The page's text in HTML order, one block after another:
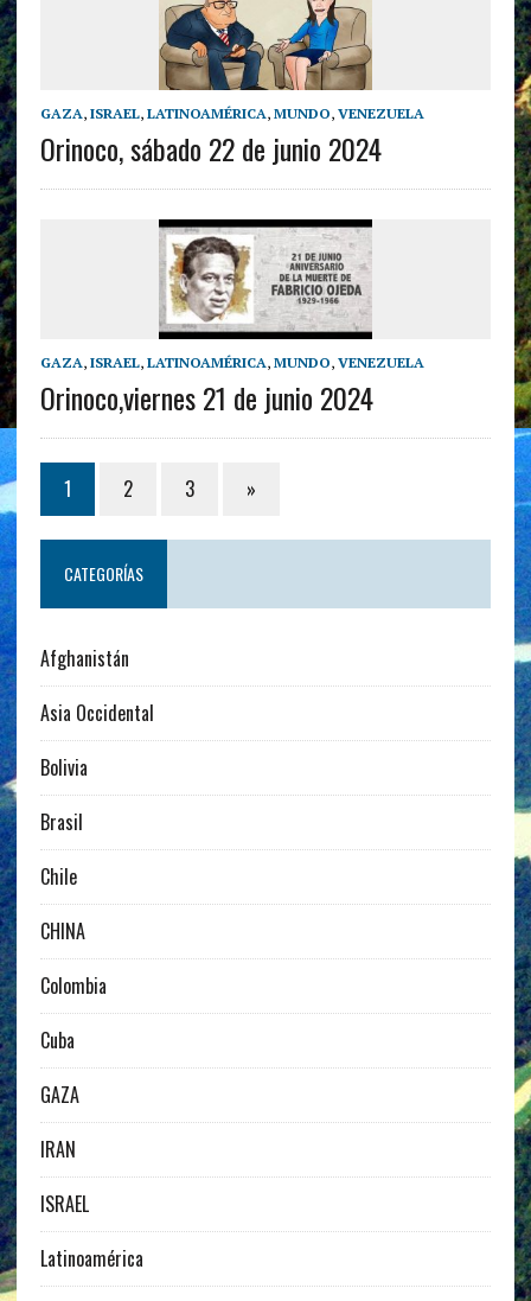
GAZA, ISRAEL, LATINOAMÉRICA, MUNDO, VENEZUELA
Orinoco, sábado 22 de junio 2024
GAZA, ISRAEL, LATINOAMÉRICA, MUNDO, VENEZUELA
Orinoco,viernes 21 de junio 2024
1 2 3 »
CATEGORÍAS
Afghanistán
Asia Occidental
Bolivia
Brasil
Chile
CHINA
Colombia
Cuba
GAZA
IRAN
ISRAEL
Latinoamérica